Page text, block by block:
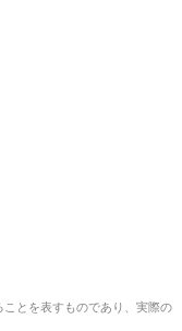
とを表すものであり、実際の